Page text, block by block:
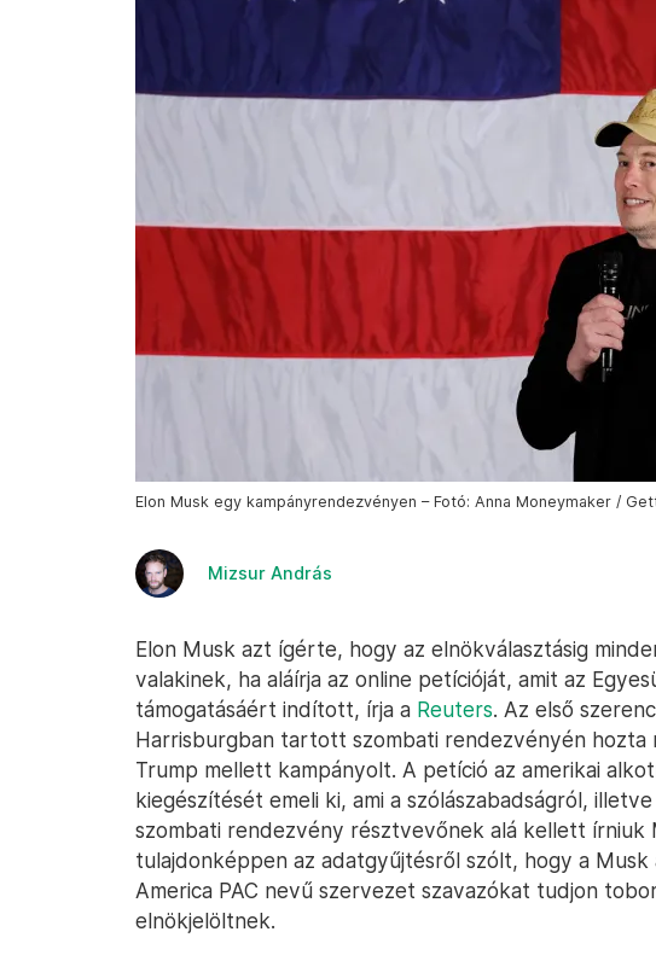
Elon Musk egy kampányrendezvényen – Fotó: Anna Moneymaker /
Mizsur András
Elon Musk azt ígérte, hogy az elnökválasztásig
valakinek, ha aláírja az online petícióját, amit az
támogatásáért indított, írja a Reuters. Az első
Harrisburgban tartott szombati rendezvényén hozta
Trump mellett kampányolt. A petíció az amerikai
kiegészítését emeli ki, ami a szólászabadságról,
szombati rendezvény résztvevőnek alá kellett írniuk
tulajdonképpen az adatgyűjtésről szólt, hogy a
America PAC nevű szervezet szavazókat tudjon
elnökjelöltnek.